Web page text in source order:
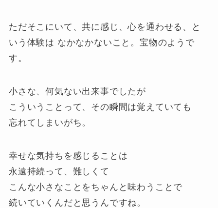
ただそこにいて、共に感じ、心を通わせる、と
いう体験は なかなかないこと。宝物のようで
す。
小さな、何気ない出来事でしたが
こういうことって、その瞬間は覚えていても
忘れてしまいがち。
幸せな気持ちを感じることは
永遠持続って、難しくて
こんな小さなことをちゃんと味わうことで
続いていくんだと思うんですね。